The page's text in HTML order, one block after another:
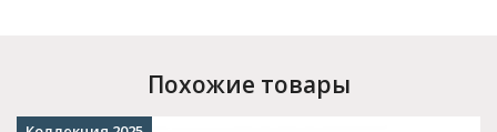
Похожие товары